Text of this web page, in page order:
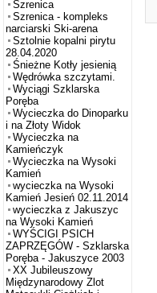
Szrenica
Szrenica - kompleks
narciarski Ski-arena
Sztolnie kopalni pirytu
28.04.2020
Śnieżne Kotły jesienią
Wędrówka szczytami.
Wyciągi Szklarska
Poręba
Wycieczka do Dinoparku
i na Złoty Widok
Wycieczka na
Kamieńczyk
Wycieczka na Wysoki
Kamień
wycieczka na Wysoki
Kamień Jesień 02.11.2014
wycieczka z Jakuszyc
na Wysoki Kamień
WYŚCIGI PSICH
ZAPRZĘGÓW - Szklarska
Poręba - Jakuszyce 2003
XX Jubileuszowy
Międzynarodowy Zlot